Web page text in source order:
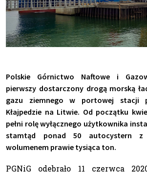
Polskie Górnictwo Naftowe i
pierwszy dostarczony drogą morską
gazu ziemnego w portowej stacji
Kłajpedzie na Litwie. Od początku
pełni rolę wyłącznego użytkownika
stamtąd ponad 50 autocystern z
wolumenem prawie tysiąca ton.
PGNiG odebrało 11 czerwca